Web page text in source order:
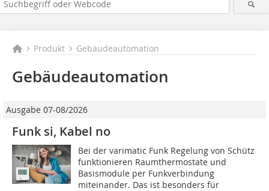
Produkt Gebäudeautomation
Gebäudeautomation
Ausgabe 07-08/2026
Funk si, Kabel no
Bei der varimatic Funk Regelung von Schütz
funktionieren Raumthermostate und
Basismodule per Funkverbindung
miteinander. Das ist besonders für